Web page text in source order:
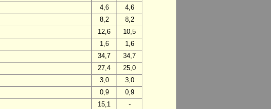
4,6
4,6
8,2
8,2
12,6
10,5
1,6
1,6
34,7
34,7
27,4
25,0
3,0
3,0
0,9
0,9
15,1
-